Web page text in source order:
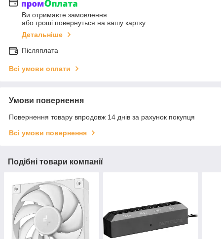
Ви отримаєте замовлення
або гроші повернуться на вашу картку
Детальніше
Післяплата
Всі умови оплати
Умови повернення
Повернення товару впродовж 14 днів за рахунок покупця
Всі умови повернення
Подібні товари компанії